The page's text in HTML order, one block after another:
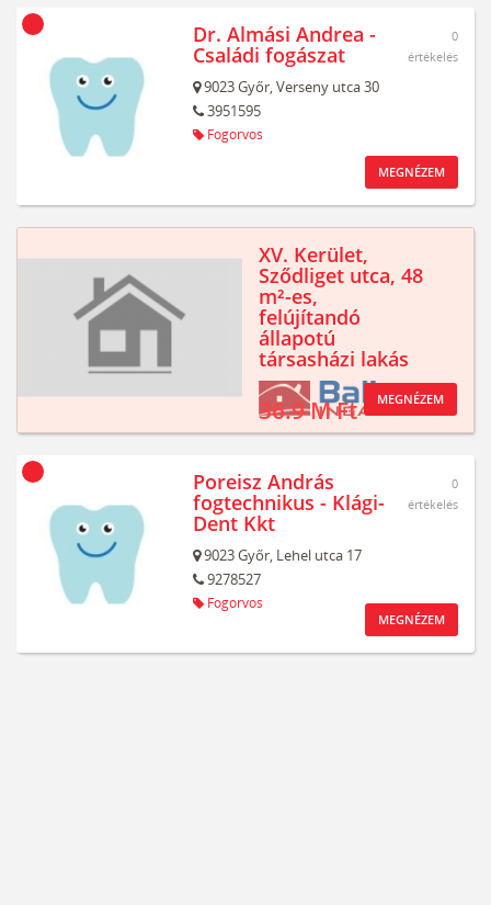
Dr. Almási Andrea -
Családi fogászat
9023Győr,Verseny utca 30
3951595
Fogorvos
0
értékelés
MEGNÉZEM
XV. Kerület,
Sződliget utca, 48
m²-es,
felújítandó
állapotú
társasházi lakás
36.9 M Ft MEGNÉZEM
Poreisz András
fogtechnikus - Klági-
Dent Kkt
9023Győr, Lehel utca 17
9278527
Fogorvos
0
értékelés
MEGNÉZEM